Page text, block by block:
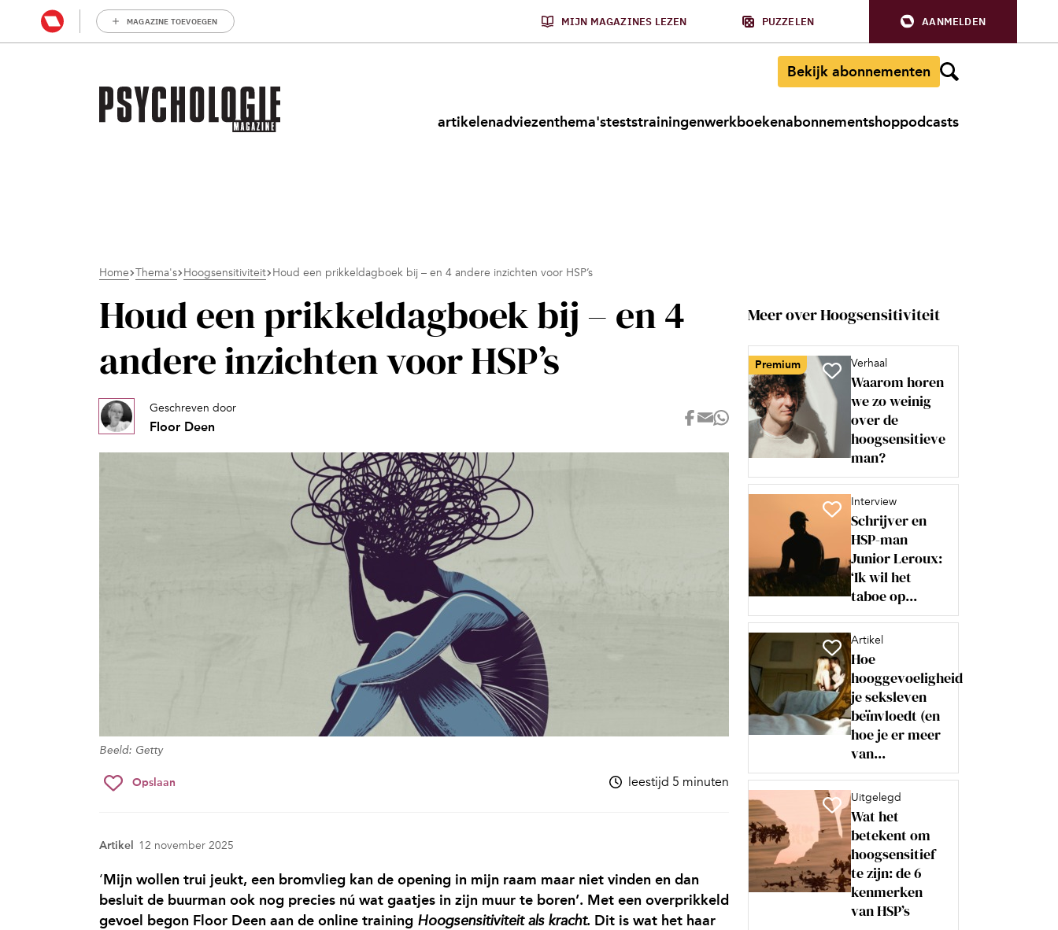
MAGAZINE TOEVOEGEN MIJN MAGAZINES LEZEN PUZZELEN AANMELDEN
Bekijk abonnementen
artikelenadviezenthema'steststrainingenwerkboekenabonnementshoppodcasts
Home Thema's Hoogsensitiviteit Houd een prikkeldagboek bij – en 4 andere inzichten voor HSP’s
Houd een prikkeldagboek bij – en 4
andere inzichten voor HSP’s
Geschreven door
Floor Deen
Beeld: Getty
Opslaan leestijd 5 minuten
Artikel 12 november 2025
‘Mijn wollen trui jeukt, een bromvlieg kan de opening in mijn raam maar niet vinden en dan
besluit de buurman ook nog precies nú wat gaatjes in zijn muur te boren’. Met een overprikkeld
gevoel begon Floor Deen aan de online training Hoogsensitiviteit als kracht. Dit is wat het haar
Meer over Hoogsensitiviteit
Premium Verhaal
Waarom horen
we zo weinig
over de
hoogsensitieve
man?
Interview
Schrijver en
HSP-man
Junior Leroux:
‘Ik wil het
taboe op...
Artikel
Hoe
hooggevoeligheid
je seksleven
beïnvloedt (en
hoe je er meer
van...
Uitgelegd
Wat het
betekent om
hoogsensitief
te zijn: de 6
kenmerken
van HSP’s